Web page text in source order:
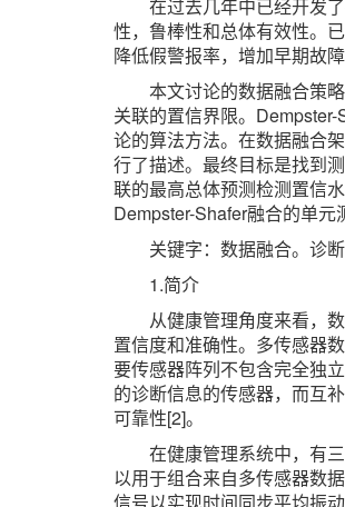
在过去几年中已经开发
性，鲁棒性和总体有效性。
降低假警报率，增加早期故
本文讨论的数据融合策
关联的置信界限。
论的算法方法。在数据融合
行了描述。最终目标是找到
联的最高总体预测检测置信
Dempster-Shafer融合的单元
关键字：数据融合。诊
1.简介
从健康管理角度来看，
置信度和准确性。多传感器
要传感器阵列不包含完全独
的诊断信息的传感器，而互
可靠性[2]。
在健康管理系统中，有
以用于组合来自多传感器数